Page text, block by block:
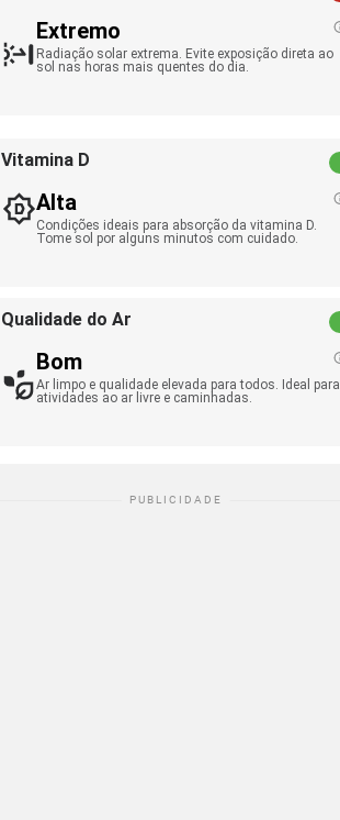
Extremo
Radiação solar extrema. Evite exposição direta ao
sol nas horas mais quentes do dia.
Vitamina D
Alta
Condições ideais para absorção da vitamina D.
Tome sol por alguns minutos com cuidado.
Qualidade do Ar
Bom
Ar limpo e qualidade elevada para todos. Ideal para
atividades ao ar livre e caminhadas.